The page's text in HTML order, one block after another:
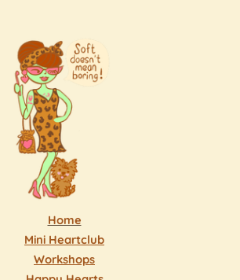
Home
Mini Heartclub
Workshops